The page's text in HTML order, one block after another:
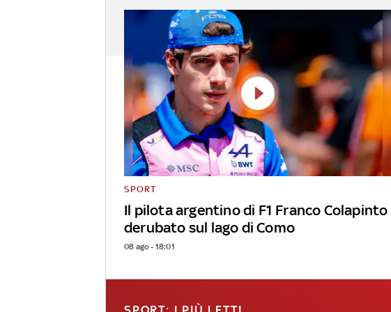
Il pilota argentino di F1 Franco Colapinto
derubato sul lago di Como
SPORT
08 ago - 18:01